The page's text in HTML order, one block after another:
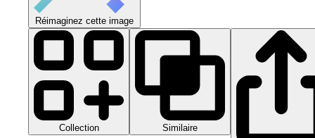
Réimaginez cette image
Collection Similaire